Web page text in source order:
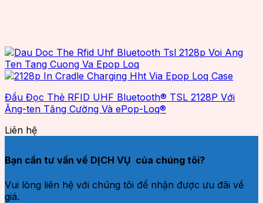
Đầu Đọc Thẻ RFID UHF Bluetooth® TSL 2128P Với
Ăng-ten Tăng Cường Và ePop-Loq®
Liên hệ
Bạn cần tư vấn về DỊCH VỤ của chúng tôi?
Vui lòng liên hệ với chúng tôi để nhận được ưu đãi về
giá.